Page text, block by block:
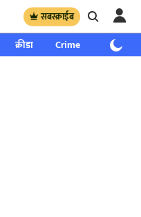
सबस्क्राईब
क्रीडा Crime साप्ताहिक